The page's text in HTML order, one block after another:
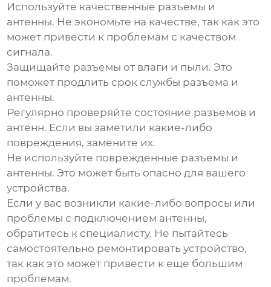
Используйте качественные разъемы и
антенны. Не экономьте на качестве, так как это
может привести к проблемам с качеством
сигнала.
Защищайте разъемы от влаги и пыли. Это
поможет продлить срок службы разъема и
антенны.
Регулярно проверяйте состояние разъемов и
антенн. Если вы заметили какие-либо
повреждения, замените их.
Не используйте поврежденные разъемы и
антенны. Это может быть опасно для вашего
устройства.
Если у вас возникли какие-либо вопросы или
проблемы с подключением антенны,
обратитесь к специалисту. Не пытайтесь
самостоятельно ремонтировать устройство,
так как это может привести к еще большим
проблемам.